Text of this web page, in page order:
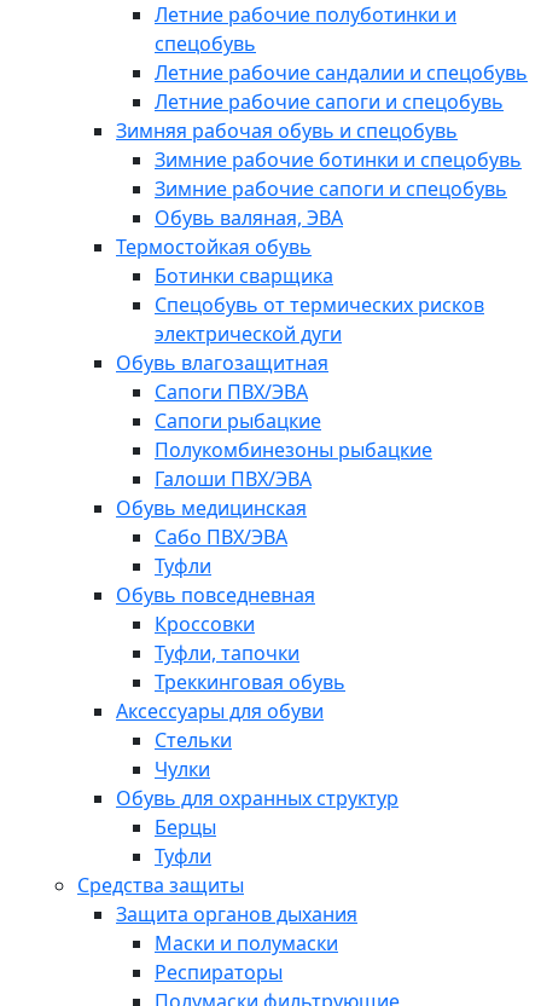
Летние рабочие полуботинки и
спецобувь
Летние рабочие сандалии и спецобувь
Летние рабочие сапоги и спецобувь
Зимняя рабочая обувь и спецобувь
Зимние рабочие ботинки и спецобувь
Зимние рабочие сапоги и спецобувь
Обувь валяная, ЭВА
Термостойкая обувь
Ботинки сварщика
Спецобувь от термических рисков
электрической дуги
Обувь влагозащитная
Сапоги ПВХ/ЭВА
Сапоги рыбацкие
Полукомбинезоны рыбацкие
Галоши ПВХ/ЭВА
Обувь медицинская
Сабо ПВХ/ЭВА
Туфли
Обувь повседневная
Кроссовки
Туфли, тапочки
Треккинговая обувь
Аксессуары для обуви
Стельки
Чулки
Обувь для охранных структур
Берцы
Туфли
Средства защиты
Защита органов дыхания
Маски и полумаски
Респираторы